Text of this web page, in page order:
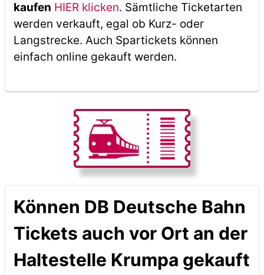
kaufen HIER klicken. Sämtliche Ticketarten
werden verkauft, egal ob Kurz- oder
Langstrecke. Auch Spartickets können
einfach online gekauft werden.
Können DB Deutsche Bahn
Tickets auch vor Ort an der
Haltestelle Krumpa gekauft